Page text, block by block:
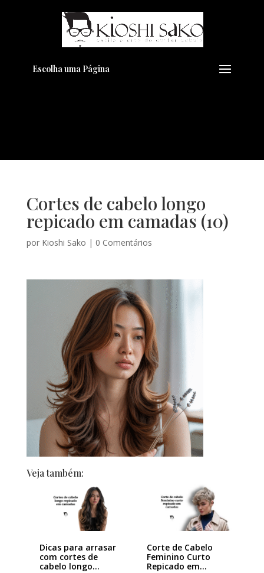
Escolha uma Página
Cortes de cabelo longo
repicado em camadas (10)
por Kioshi Sako | 0 Comentários
Veja também:
Dicas para arrasar
com cortes de
cabelo longo…
Corte de Cabelo
Feminino Curto
Repicado em
Pensando em transformar seu
Visual??